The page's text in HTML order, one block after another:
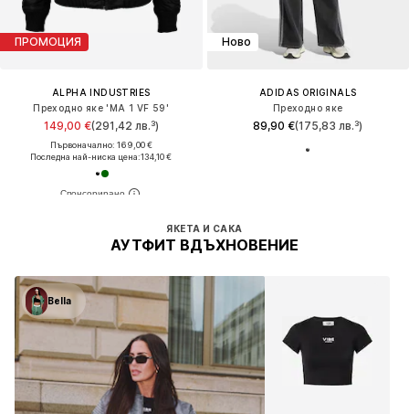
ПРОМОЦИЯ
ALPHA INDUSTRIES
Преходно яке 'MA 1 VF 59'
149,00 €(291,42 лв.³)
Първоначално: 169,00 €
Последна най-ниска цена:134,10 €
ЯКЕТА И САКА
АУТФИТ ВДЪХНОВЕНИЕ
Bella
Ново
ADIDAS ORIGINALS
Преходно яке
89,90 €(175,83 лв.³)